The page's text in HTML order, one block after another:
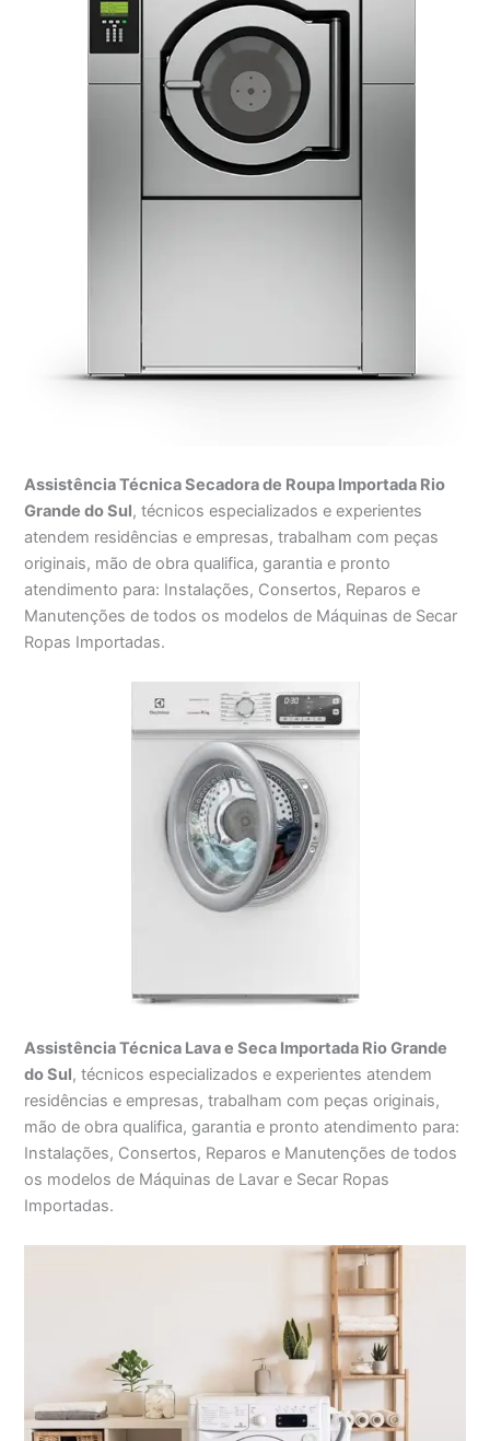
Assistência Técnica Secadora de Roupa Importada Rio
Grande do Sul, técnicos especializados e experientes
atendem residências e empresas, trabalham com peças
originais, mão de obra qualifica, garantia e pronto
atendimento para: Instalações, Consertos, Reparos e
Manutenções de todos os modelos de Máquinas de Secar
Ropas Importadas.
Assistência Técnica Lava e Seca Importada Rio Grande
do Sul, técnicos especializados e experientes atendem
residências e empresas, trabalham com peças originais,
mão de obra qualifica, garantia e pronto atendimento para:
Instalações, Consertos, Reparos e Manutenções de todos
os modelos de Máquinas de Lavar e Secar Ropas
Importadas.